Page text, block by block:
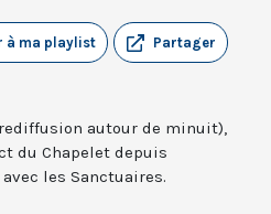
Partager
à ma playlist
autour de minuit),
du Chapelet depuis
les Sanctuaires.